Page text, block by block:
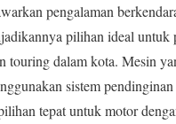
pengalaman
pilihan ideal untuk
touring dalam kota. Mesin
sistem
tepat untuk motor